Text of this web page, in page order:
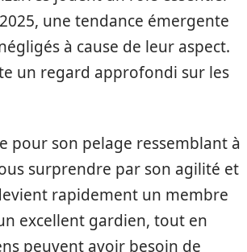
une tendance émergente
à cause de leur aspect.
un regard approfondi sur les
pour son pelage ressemblant à
surprendre par son agilité et
rapidement un membre
excellent gardien, tout en
peuvent avoir besoin de